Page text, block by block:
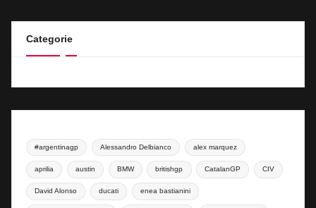
Categorie
#argentinagp Alessandro Delbianco alex marquez
aprilia austin BMW britishgp CatalanGP CIV
David Alonso ducati enea bastianini